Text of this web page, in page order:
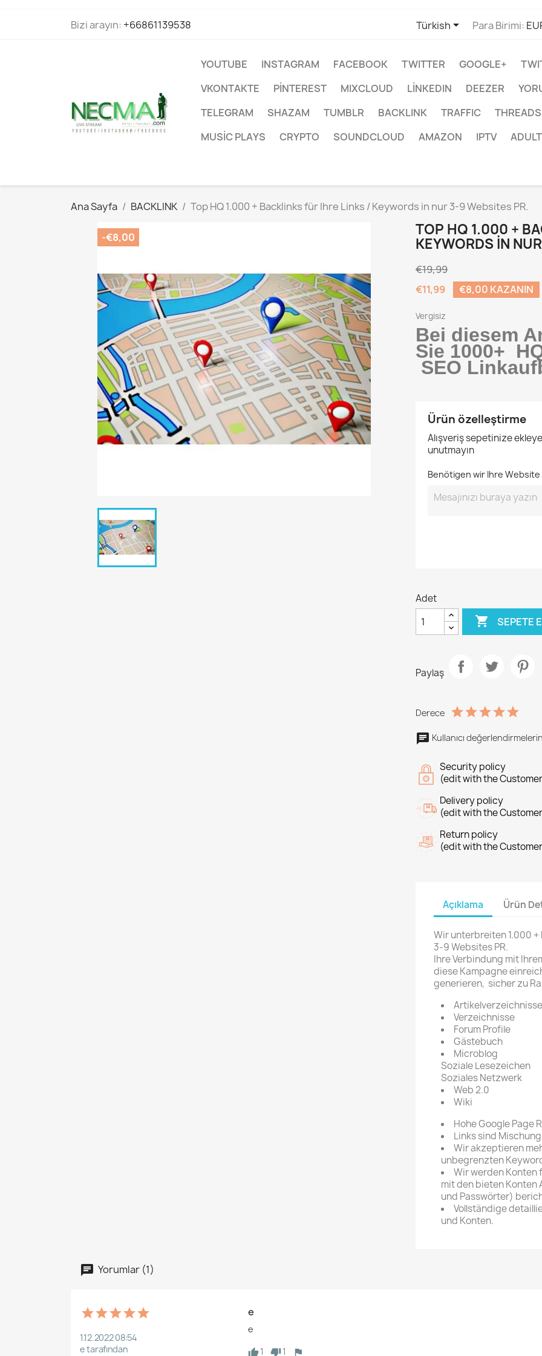
Bizi arayın: +66861139538 Türkish Para Birimi:
YOUTUBE INSTAGRAM FACEBOOK TWITTER GOOGLE+
VKONTAKTE
PINTEREST MIXCLOUD LINKEDIN DEEZER
TELEGRAM
SHAZAM TUMBLR BACKLINK TRAFFIC THREADS
MUSIC PLAYS
CRYPTO SOUNDCLOUD AMAZON IPTV ADULT
Ana Sayfa BACKLINK Top HQ 1.000 + Backlinks für Ihre Links / Keywords in nur 3-9 Websites PR.
-€8,00
TOP HQ 1.000 +
KEYWORDS IN
€19,99
€11,99
€8,00 KAZANIN
Vergisiz
Bei diesem
Sie 1000+
SEO
Ürün özelleştirme
Alışveriş sepetinize
unutmayın
Benötigen wir Ihre
Adet
 SEPETE
Paylaş
Derece
Kullanıcı
Security policy
(edit with the
Delivery policy
(edit with the
Return policy
(edit with the
Açıklama Ürün
Wir unterbreiten1.000
3-9 Websites PR.
Ihre Verbindung mit
diese Kampagne
generieren, sicher zu
Artikelverzeichnisse
Verzeichnisse
Forum Profile
Gästebuch
Microblog
Soziale Lesezeichen
Soziales Netzwerk
Web 2.0
Wiki
Hohe Google Page
Links sind
Wir akzeptieren
unbegrenzten
Wir werden Konten
mit den bietenKonten
und Passwörter)
Vollständige
und Konten.
Yorumlar (1)
1.12.2022 08:54
e tarafından
e
e
1
1